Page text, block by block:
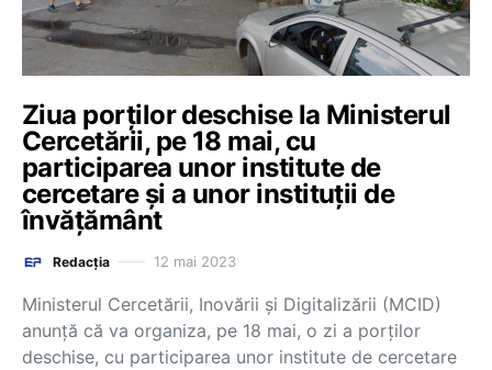
Ziua porților deschise la Ministerul
Cercetării, pe 18 mai, cu
participarea unor institute de
cercetare și a unor instituții de
învățământ
Redacția 12 mai 2023
Ministerul Cercetării, Inovării și Digitalizării (MCID)
anunță că va organiza, pe 18 mai, o zi a porților
deschise, cu participarea unor institute de cercetare